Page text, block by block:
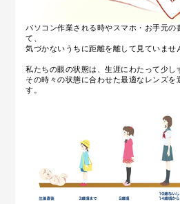
パソコン作業される時やスマホ・お手元の
て、
気づかないうちに距離を離して見ていませ
私たちの眼の状態は、生涯にわたって少し
その時々の状態に合わせた最適なレンズを
す。